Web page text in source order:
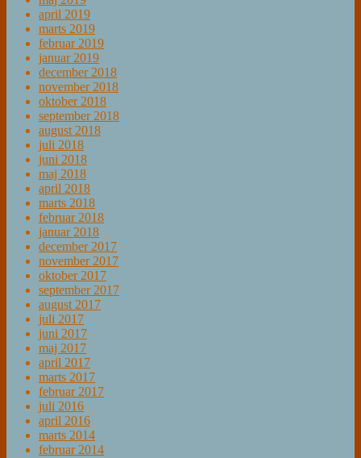
april 2019
marts 2019
februar 2019
januar 2019
december 2018
november 2018
oktober 2018
september 2018
august 2018
juli 2018
juni 2018
maj 2018
april 2018
marts 2018
februar 2018
januar 2018
december 2017
november 2017
oktober 2017
september 2017
august 2017
juli 2017
juni 2017
maj 2017
april 2017
marts 2017
februar 2017
juli 2016
april 2016
marts 2014
februar 2014